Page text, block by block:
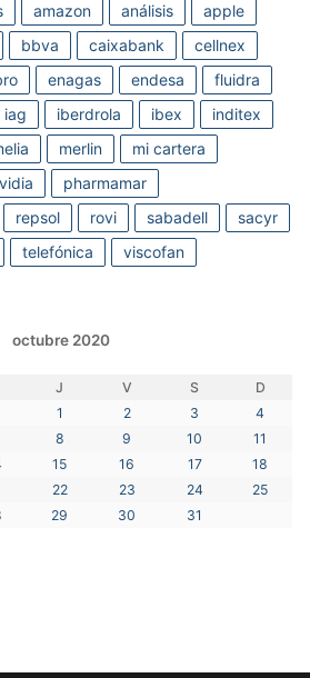
amazon análisis
apple
bbva caixabank
cellnex
enagas endesa
fluidra
iag iberdrola ibex
inditex
merlin
mi cartera
pharmamar
repsol rovi sabadell
sacyr
telefónica viscofan
octubre 2020
J V S
D
1
2 3
4
8 9 10
11
15 16 17
18
22 23 24
25
29 30 31